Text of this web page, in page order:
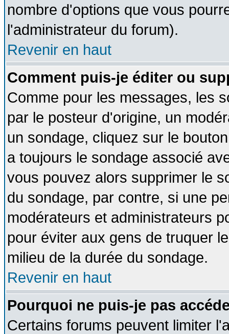
nombre d'options que vous
l'administrateur du forum).
Revenir en haut
Comment puis-je éditer ou
Comme pour les messages, les
par le posteur d'origine, un
un sondage, cliquez sur le
a toujours le sondage associé
vous pouvez alors supprimer le
du sondage, par contre, si une
modérateurs et administrateurs
pour éviter aux gens de truquer
milieu de la durée du sondage.
Revenir en haut
Pourquoi ne puis-je pas
Certains forums peuvent limiter